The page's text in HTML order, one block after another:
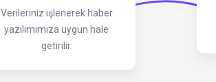
Verileriniz işlenerek haber
yazılımımıza uygun hale
getirilir.